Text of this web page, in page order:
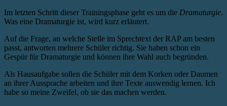
Im letzten Schritt dieser Trainingsphase geht es um die Dramaturgie.
Was eine Dramaturgie ist, wird kurz erläutert.
Auf die Frage, an welche Stelle im Sprechtext der RAP am besten
passt, antworten mehrere Schüler richtig. Sie haben schon ein
Gespür für Dramaturgie und können ihre Wahl auch begründen.
Als Hausaufgabe sollen die Schüler mit dem Korken oder Daumen
an ihrer Aussprache arbeiten und ihre Texte auswendig lernen. Ich
habe so meine Zweifel, ob sie das machen werden.